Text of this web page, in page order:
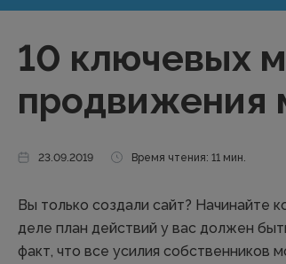
10 ключевых
продвижения
23.09.2019 Время чтения: 11 мин.
Вы только создали сайт? Начинайте
деле план действий у вас должен
факт, что все усилия собственников